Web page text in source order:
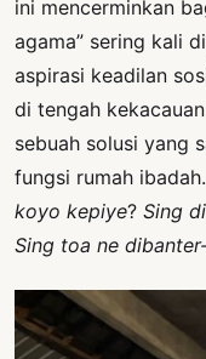
ini mencerminkan
agama” sering kali
aspirasi keadilan
di tengah
sebuah solusi yang
fungsi rumah
koyo kepiye? Sing
Sing toa ne